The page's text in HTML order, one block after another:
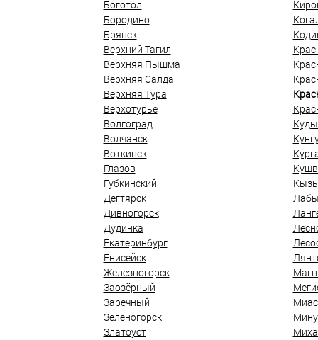
Боготол
Бородино
Брянск
Верхний Тагил
Верхняя Пышма
Верхняя Салда
Верхняя Тура
Верхотурье
Волгоград
Волчанск
Воткинск
Глазов
Губкинский
Дегтярск
Дивногорск
Дудинка
Екатеринбург
Енисейск
Железногорск
Заозёрный
Заречный
Зеленогорск
Златоуст